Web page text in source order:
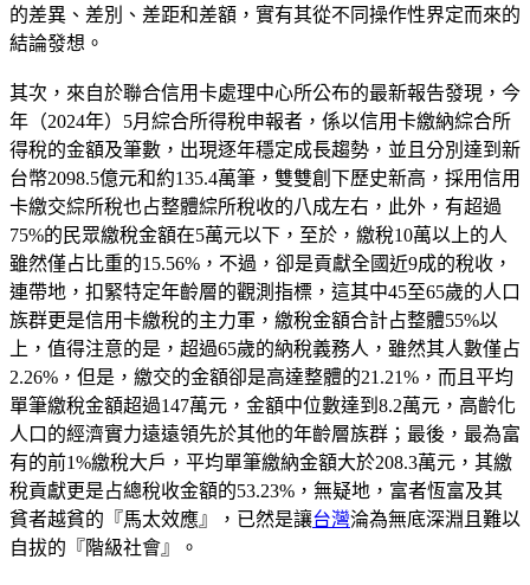
的差異、差別、差距和差額，實有其從不同操作性界定而來的
結論發想。
其次，來自於聯合信用卡處理中心所公布的最新報告發現，今
年（2024年）5月綜合所得稅申報者，係以信用卡繳納綜合所
得稅的金額及筆數，出現逐年穩定成長趨勢，並且分別達到新
台幣2098.5億元和約135.4萬筆，雙雙創下歷史新高，採用信用
卡繳交綜所稅也占整體綜所稅收的八成左右，此外，有超過
75%的民眾繳稅金額在5萬元以下，至於，繳稅10萬以上的人
雖然僅占比重的15.56%，不過，卻是貢獻全國近9成的稅收，
連帶地，扣緊特定年齡層的觀測指標，這其中45至65歲的人口
族群更是信用卡繳稅的主力軍，繳稅金額合計占整體55%以
上，值得注意的是，超過65歲的納稅義務人，雖然其人數僅占
2.26%，但是，繳交的金額卻是高達整體的21.21%，而且平均
單筆繳稅金額超過147萬元，金額中位數達到8.2萬元，高齡化
人口的經濟實力遠遠領先於其他的年齡層族群；最後，最為富
有的前1%繳稅大戶，平均單筆繳納金額大於208.3萬元，其繳
稅貢獻更是占總稅收金額的53.23%，無疑地，富者恆富及其
貧者越貧的『馬太效應』，已然是讓台灣淪為無底深淵且難以
自拔的『階級社會』。